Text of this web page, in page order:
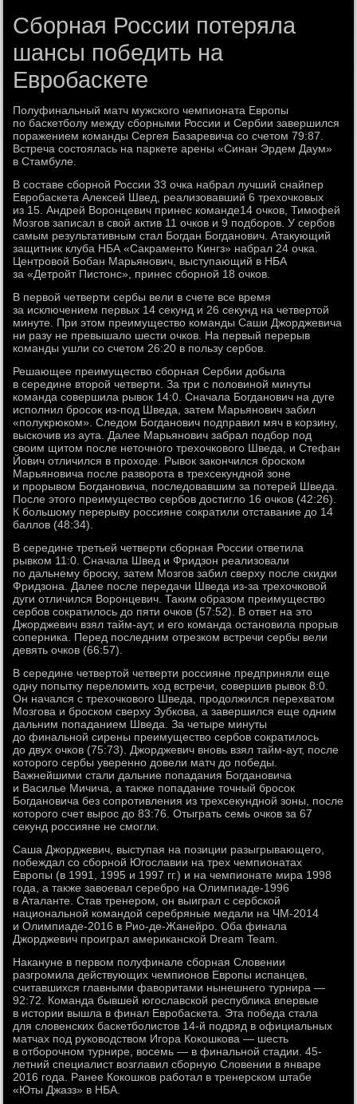
Сборная России потеряла
шансы победить на
Евробаскете
Полуфинальный матч мужского чемпионата Европы
по баскетболу между сборными России и Сербии завершился
поражением команды Сергея Базаревича со счетом 79:87.
Встреча состоялась на паркете арены «Синан Эрдем Даум»
в Стамбуле.
В составе сборной России 33 очка набрал лучший снайпер
Евробаскета Алексей Швед, реализовавший 6 трехочковых
из 15. Андрей Воронцевич принес команде14 очков, Тимофей
Мозгов записал в свой актив 11 очков и 9 подборов. У сербов
самым результативным стал Богдан Богданович. Атакующий
защитник клуба НБА «Сакраменто Кингз» набрал 24 очка.
Центровой Бобан Марьянович, выступающий в НБА
за «Детройт Пистонс», принес сборной 18 очков.
В первой четверти сербы вели в счете все время
за исключением первых 14 секунд и 26 секунд на четвертой
минуте. При этом преимущество команды Саши Джорджевича
ни разу не превышало шести очков. На первый перерыв
команды ушли со счетом 26:20 в пользу сербов.
Решающее преимущество сборная Сербии добыла
в середине второй четверти. За три с половиной минуты
команда совершила рывок 14:0. Сначала Богданович на дуге
исполнил бросок из-под Шведа, затем Марьянович забил
«полукрюком». Следом Богданович подправил мяч в корзину,
выскочив из аута. Далее Марьянович забрал подбор под
своим щитом после неточного трехочкового Шведа, и Стефан
Йович отличился в проходе. Рывок закончился броском
Марьяновича после разворота в трехсекундной зоне
и прорывом Богдановича, последовавшим за потерей Шведа.
После этого преимущество сербов достигло 16 очков (42:26).
К большому перерыву россияне сократили отставание до 14
баллов (48:34).
В середине третьей четверти сборная России ответила
рывком 11:0. Сначала Швед и Фридзон реализовали
по дальнему броску, затем Мозгов забил сверху после скидки
Фридзона. Далее после передачи Шведа из-за трехочковой
дуги отличился Воронцевич. Таким образом преимущество
сербов сократилось до пяти очков (57:52). В ответ на это
Джорджевич взял тайм-аут, и его команда остановила прорыв
соперника. Перед последним отрезком встречи сербы вели
девять очков (66:57).
В середине четвертой четверти россияне предприняли еще
одну попытку переломить ход встречи, совершив рывок 8:0.
Он начался с трехочкового Шведа, продолжился перехватом
Мозгова и броском сверху Зубкова, а завершился еще одним
дальним попаданием Шведа. За четыре минуты
до финальной сирены преимущество сербов сократилось
до двух очков (75:73). Джорджевич вновь взял тайм-аут, после
которого сербы уверенно довели матч до победы.
Важнейшими стали дальние попадания Богдановича
и Василье Мичича, а также попадание точный бросок
Богдановича без сопротивления из трехсекундной зоны, после
которого счет вырос до 83:76. Отыграть семь очков за 67
секунд россияне не смогли.
Саша Джорджевич, выступая на позиции разыгрывающего,
побеждал со сборной Югославии на трех чемпионатах
Европы (в 1991, 1995 и 1997 гг.) и на чемпионате мира 1998
года, а также завоевал серебро на Олимпиаде-1996
в Аталанте. Став тренером, он выиграл с сербской
национальной командой серебряные медали на ЧМ-2014
и Олимпиаде-2016 в Рио-де-Жанейро. Оба финала
Джорджевич проиграл американской Dream Team.
Накануне в первом полуфинале сборная Словении
разгромила действующих чемпионов Европы испанцев,
считавшихся главными фаворитами нынешнего турнира —
92:72. Команда бывшей югославской республика впервые
в истории вышла в финал Евробаскета. Эта победа стала
для словенских баскетболистов 14-й подряд в официальных
матчах под руководством Игора Кокошкова — шесть
в отборочном турнире, восемь — в финальной стадии. 45-
летний специалист возглавил сборную Словении в январе
2016 года. Ранее Кокошков работал в тренерском штабе
«Юты Джазз» в НБА.